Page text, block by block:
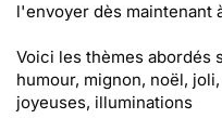
l'envoyer dès maintenant
Voici les thèmes abordés
humour, mignon, noël,
joyeuses, illuminations